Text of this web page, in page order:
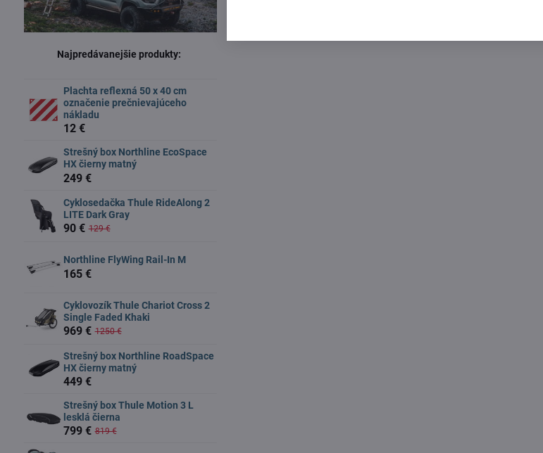
Najpredávanejšie produkty:
Plachta reflexná 50 x 40 cm
označenie prečnievajúceho
nákladu
12 €
Strešný box Northline EcoSpace
HX čierny matný
249 €
Cyklosedačka Thule RideAlong 2
LITE Dark Gray
90 € 129 €
Northline FlyWing Rail-In M
165 €
Cyklovozík Thule Chariot Cross 2
Single Faded Khaki
969 € 1250 €
Strešný box Northline RoadSpace
HX čierny matný
449 €
Strešný box Thule Motion 3 L
lesklá čierna
799 € 819 €